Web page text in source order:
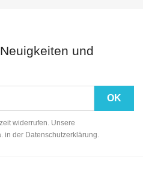
und
widerrufen. Unsere
in der Datenschutzerklärung.